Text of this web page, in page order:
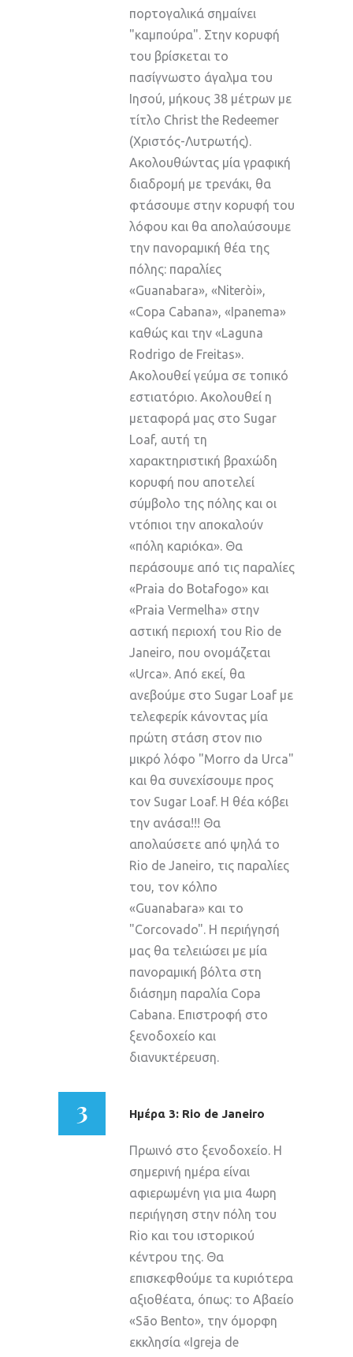
πορτογαλικά σημαίνει
"καμπούρα". Στην κορυφή
του βρίσκεται το
πασίγνωστο άγαλμα του
Ιησού, μήκους 38 μέτρων με
τίτλο Christ the Redeemer
(Χριστός-Λυτρωτής).
Ακολουθώντας μία γραφική
διαδρομή με τρενάκι, θα
φτάσουμε στην κορυφή του
λόφου και θα απολαύσουμε
την πανοραμική θέα της
πόλης: παραλίες
«Guanabara», «Niteròi»,
«Copa Cabana», «Ipanema»
καθώς και την «Laguna
Rodrigo de Freitas».
Ακολουθεί γεύμα σε τοπικό
εστιατόριο. Ακολουθεί η
μεταφορά μας στο Sugar
Loaf, αυτή τη
χαρακτηριστική βραχώδη
κορυφή που αποτελεί
σύμβολο της πόλης και οι
ντόπιοι την αποκαλούν
«πόλη καριόκα». Θα
περάσουμε από τις παραλίες
«Praia do Botafogo» και
«Praia Vermelha» στην
αστική περιοχή του Rio de
Janeiro, που ονομάζεται
«Urca». Από εκεί, θα
ανεβούμε στο Sugar Loaf με
τελεφερίκ κάνοντας μία
πρώτη στάση στον πιο
μικρό λόφο "Morro da Urca"
και θα συνεχίσουμε προς
τον Sugar Loaf. Η θέα κόβει
την ανάσα!!! Θα
απολαύσετε από ψηλά το
Rio de Janeiro, τις παραλίες
του, τον κόλπο
«Guanabara» και το
"Corcovado". Η περιήγησή
μας θα τελειώσει με μία
πανοραμική βόλτα στη
διάσημη παραλία Copa
Cabana. Επιστροφή στο
ξενοδοχείο και
διανυκτέρευση.
3 Ημέρα 3: Rio de Janeiro
Πρωινό στο ξενοδοχείο. Η
σημερινή ημέρα είναι
αφιερωμένη για μια 4ωρη
περιήγηση στην πόλη του
Rio και του ιστορικού
κέντρου της. Θα
επισκεφθούμε τα κυριότερα
αξιοθέατα, όπως: το Αβαείο
«São Bento», την όμορφη
εκκλησία «Igreja de